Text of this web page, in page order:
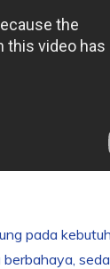
pada